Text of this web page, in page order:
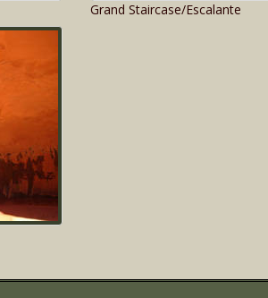
Grand Staircase/Escalante